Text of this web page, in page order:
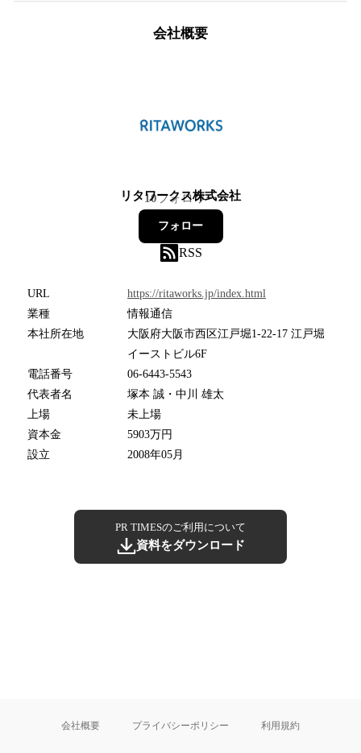
会社概要
リタワークス株式会社
10フォロワー
フォロー
RSS
URL
https://ritaworks.jp/index.html
業種
情報通信
本社所在地
大阪府大阪市西区江戸堀1-22-17 江戸堀
イーストビル6F
電話番号
06-6443-5543
代表者名
塚本 誠・中川 雄太
上場
未上場
資本金
5903万円
設立
2008年05月
PR TIMESのご利用について
資料をダウンロード
会社概要 プライバシーポリシー 利用規約